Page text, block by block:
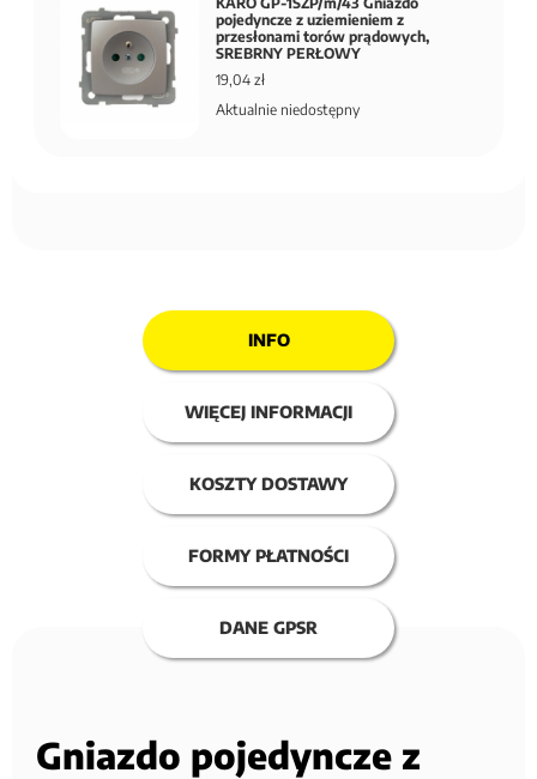
pojedyncze z uziemieniem z
przesłonami torów prądowych,
SREBRNY PERŁOWY
19,04 zł
Aktualnie niedostępny
INFO
WIĘCEJ INFORMACJI
KOSZTY DOSTAWY
FORMY PŁATNOŚCI
DANE GPSR
Gniazdo pojedyncze z